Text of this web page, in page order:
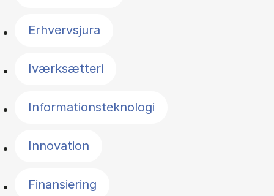
Erhvervsjura
Iværksætteri
Informationsteknologi
Innovation
Finansiering